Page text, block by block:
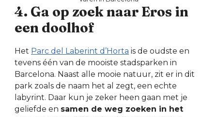
4. Ga op zoek naar Eros in
een doolhof
Het Parc del Laberint d’Horta is de oudste en
tevens één van de mooiste stadsparken in
Barcelona. Naast alle mooie natuur, zit er in dit
park zoals de naam het al zegt, een echte
labyrint. Daar kun je zeker heen gaan met je
geliefde en samen de weg zoeken in het